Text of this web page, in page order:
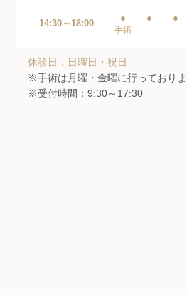
14:30～18:00
●
手術
● ●
休診日：日曜日・祝日
※手術は月曜・金曜に行っておりま
※受付時間：9:30～17:30